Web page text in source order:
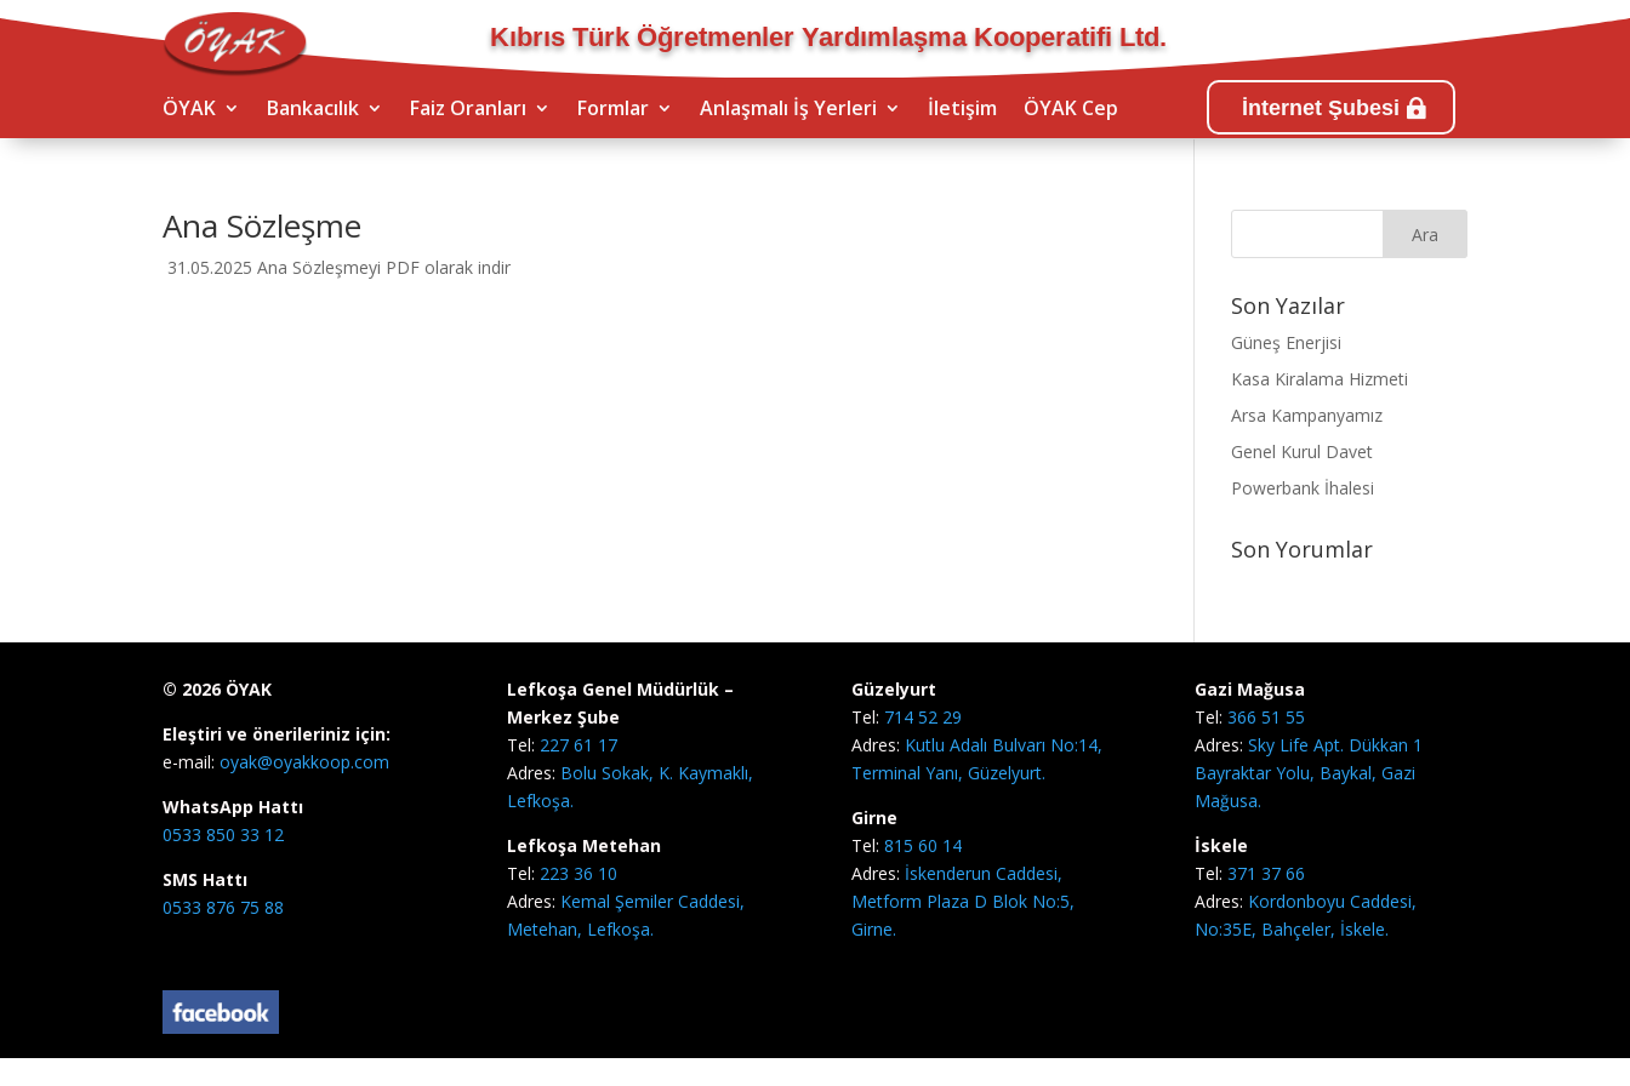
Kıbrıs Türk Öğretmenler Yardımlaşma Kooperatifi Ltd.
ÖYAK Bankacılık Faiz Oranları Formlar Anlaşmalı İş Yerleri İletişim ÖYAK Cep İnternet Şubesi
Ana Sözleşme
31.05.2025 Ana Sözleşmeyi PDF olarak indir
Son Yazılar
Güneş Enerjisi
Kasa Kiralama Hizmeti
Arsa Kampanyamız
Genel Kurul Davet
Powerbank İhalesi
Son Yorumlar
© 2026 ÖYAK
Eleştiri ve önerileriniz için:
e-mail: oyak@oyakkoop.com
WhatsApp Hattı
0533 850 33 12
SMS Hattı
0533 876 75 88
Lefkoşa Genel Müdürlük –
Merkez Şube
Tel: 227 61 17
Adres: Bolu Sokak, K. Kaymaklı,
Lefkoşa.
Lefkoşa Metehan
Tel: 223 36 10
Adres: Kemal Şemiler Caddesi,
Metehan, Lefkoşa.
Güzelyurt
Tel: 714 52 29
Adres: Kutlu Adalı Bulvarı No:14,
Terminal Yanı, Güzelyurt.
Girne
Tel: 815 60 14
Adres: İskenderun Caddesi,
Metform Plaza D Blok No:5,
Girne.
Gazi Mağusa
Tel:366 51 55
Adres:Sky Life Apt. Dükkan 1
Bayraktar Yolu, Baykal, Gazi
Mağusa.
İskele
Tel:371 37 66
Adres: Kordonboyu Caddesi,
No:35E, Bahçeler, İskele.